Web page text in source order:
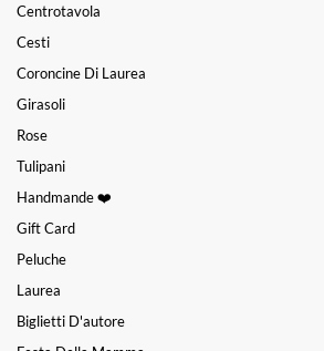
Centrotavola
Cesti
Coroncine Di Laurea
Girasoli
Rose
Tulipani
Handmande ❤️
Gift Card
Peluche
Laurea
Biglietti D'autore